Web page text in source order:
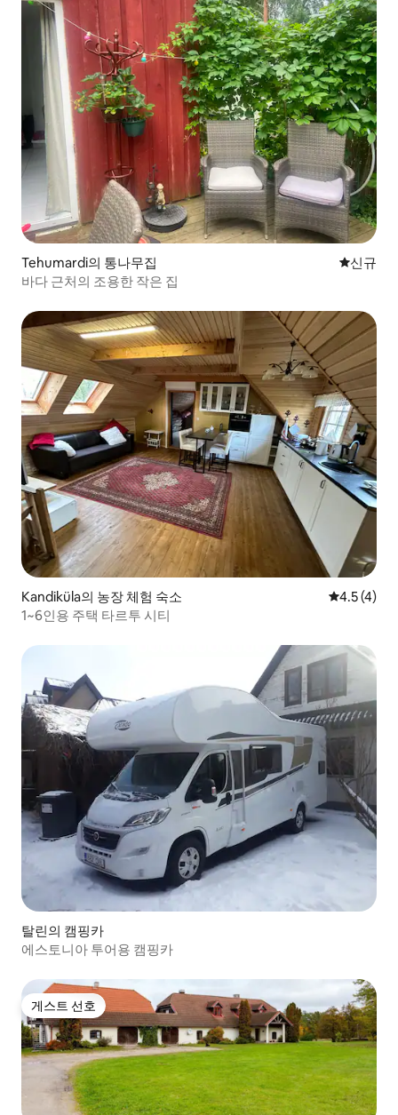
Tehumardi의 통나무집 신규 숙소
신규
바다 근처의 조용한 작은 집
Kandiküla의 농장 체험 숙소 평점 4.5점
4.5 (4)
1~6인용 주택 타르투 시티
탈린의 캠핑카
에스토니아 투어용 캠핑카
게스트 선호
게스트 선호